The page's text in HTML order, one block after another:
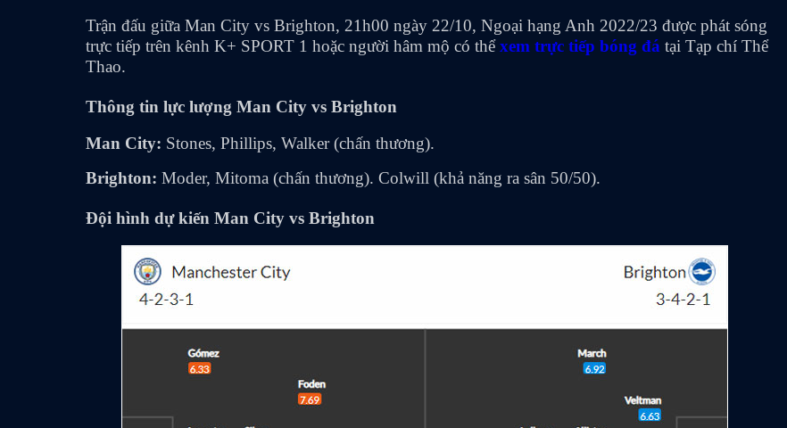
Trận đấu giữa Man City vs Brighton, 21h00 ngày 22/10, Ngoại hạng Anh 2022/23 được phát sóng
trực tiếp trên kênh K+ SPORT 1 hoặc người hâm mộ có thểxem trực tiếp bóng đá tại Tạp chí Thể
Thao.
Thông tin lực lượng Man City vs Brighton
Man City: Stones, Phillips, Walker (chấn thương).
Brighton: Moder, Mitoma (chấn thương). Colwill (khả năng ra sân 50/50).
Đội hình dự kiến Man City vs Brighton